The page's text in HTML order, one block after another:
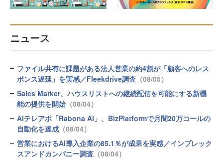
ニュース
ファイル共有に課題がある法人営業の約4割が「顧客へのレス
ポンス遅延」を実感／Fleekdrive調査 （08/05）
Sales Marker、ハウスリストへの継続配信を可能にする新機
能の提供を開始 （08/04）
AIテレアポ「Rabona AI」、BizPlatformで月間20万コールの
自動化を達成 （08/04）
営業におけるAI導入企業の85.1％が成果を実感／インプレック
スアンドカンパニー調査 （08/04）